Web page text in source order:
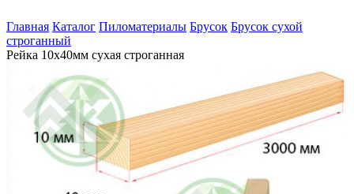
Главная Каталог Пиломатериалы Брусок Брусок сухой
строганный
Рейка 10х40мм сухая строганная